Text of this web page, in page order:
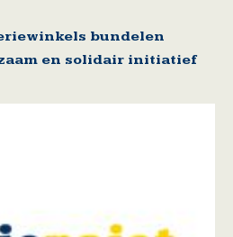
bundelen
en solidair initiatief